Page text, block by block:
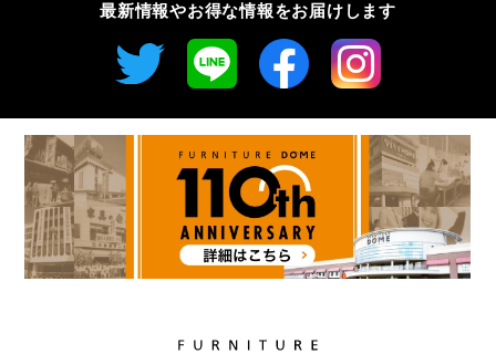
最新情報やお得な情報をお届けします